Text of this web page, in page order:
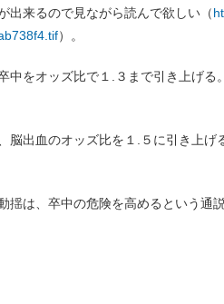
出来るので見ながら読んで欲しい（
）。
中をオッズ比で１.３まで引き上げ
脳出血のオッズ比を１.５に引き上げ
揺は、卒中の危険を高めるという通